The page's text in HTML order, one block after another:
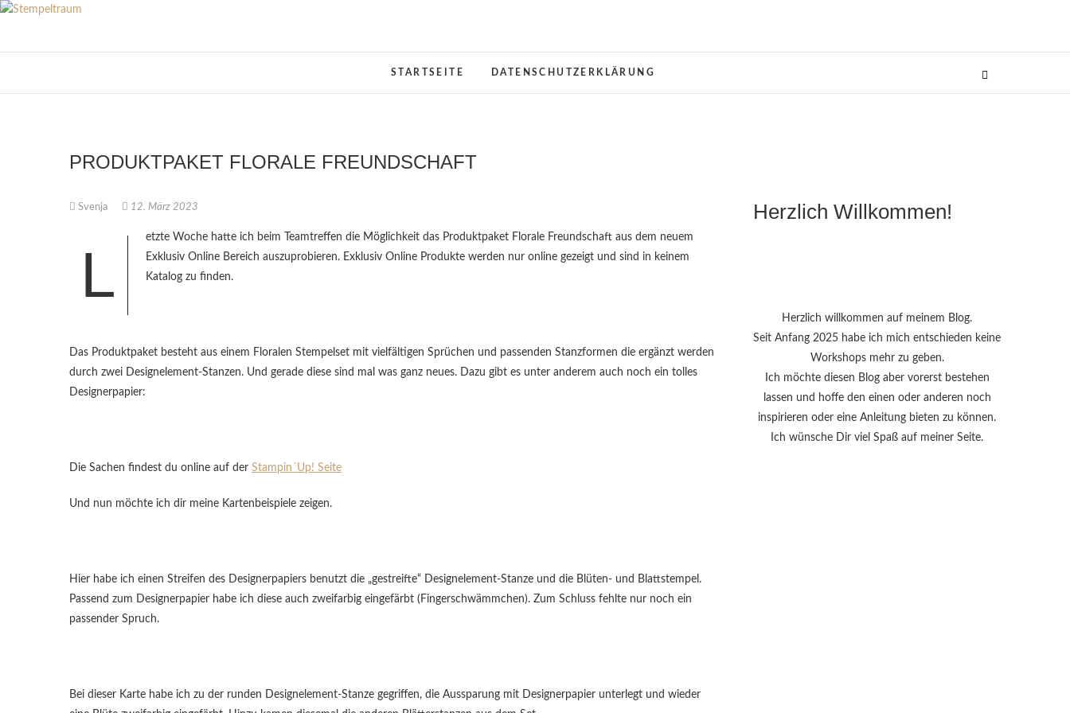
Skip
Stempeltraum
STARTSEITE DATENSCHUTZERKLÄRUNG
PRODUKTPAKET FLORALE FREUNDSCHAFT
Svenja 12. März 2023
L
etzte Woche hatte ich beim Teamtreffen die Möglichkeit das Produktpaket Florale Freundschaft aus dem neuem
Exklusiv Online Bereich auszuprobieren. Exklusiv Online Produkte werden nur online gezeigt und sind in keinem
Katalog zu finden.
Das Produktpaket besteht aus einem Floralen Stempelset mit vielfältigen Sprüchen und passenden Stanzformen die ergänzt werden
durch zwei Designelement-Stanzen. Und gerade diese sind mal was ganz neues. Dazu gibt es unter anderem auch noch ein tolles
Designerpapier:
Die Sachen findest du online auf der Stampin´Up! Seite
Und nun möchte ich dir meine Kartenbeispiele zeigen.
Hier habe ich einen Streifen des Designerpapiers benutzt die „gestreifte“ Designelement-Stanze und die Blüten- und Blattstempel.
Passend zum Designerpapier habe ich diese auch zweifarbig eingefärbt (Fingerschwämmchen). Zum Schluss fehlte nur noch ein
passender Spruch.
Bei dieser Karte habe ich zu der runden Designelement-Stanze gegriffen, die Aussparung mit Designerpapier unterlegt und wieder
Herzlich Willkommen!
Herzlich willkommen auf meinem Blog.
Seit Anfang 2025 habe ich mich entschieden keine
Workshops mehr zu geben.
Ich möchte diesen Blog aber vorerst bestehen
lassen und hoffe den einen oder anderen noch
inspirieren oder eine Anleitung bieten zu können.
Ich wünsche Dir viel Spaß auf meiner Seite.